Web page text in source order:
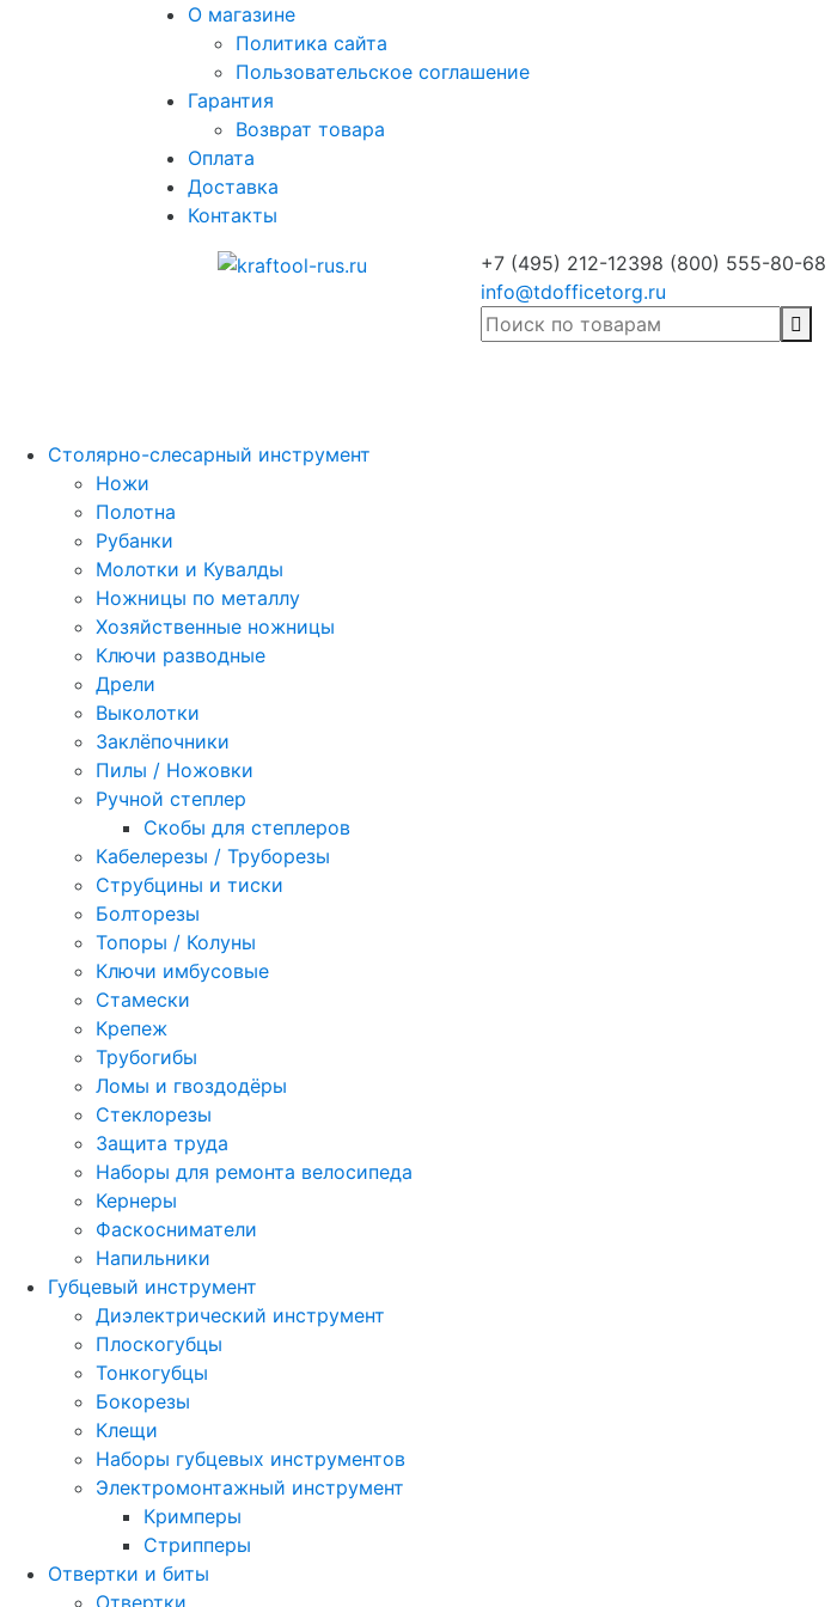
О магазине
Политика сайта
Пользовательское соглашение
Гарантия
Возврат товара
Оплата
Доставка
Контакты
+7 (495) 212-12398 (800) 555-80-68
info@tdofficetorg.ru
Столярно-слесарный инструмент
Ножи
Полотна
Рубанки
Молотки и Кувалды
Ножницы по металлу
Хозяйственные ножницы
Ключи разводные
Дрели
Выколотки
Заклёпочники
Пилы / Ножовки
Ручной степлер
Скобы для степлеров
Кабелерезы / Труборезы
Струбцины и тиски
Болторезы
Топоры / Колуны
Ключи имбусовые
Стамески
Крепеж
Трубогибы
Ломы и гвоздодёры
Стеклорезы
Защита труда
Наборы для ремонта велосипеда
Кернеры
Фаскосниматели
Напильники
Губцевый инструмент
Диэлектрический инструмент
Плоскогубцы
Тонкогубцы
Бокорезы
Клещи
Наборы губцевых инструментов
Электромонтажный инструмент
Кримперы
Стрипперы
Отвертки и биты
Отвертки